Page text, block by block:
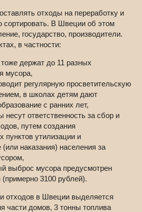
отходы на переработку и
сортировать. В Швеции об этом
государство, производители.
в частности:
держат до 11 разных
мусора,
регулярную просветительскую
в школах детям дают
с ранних лет,
несут ответственность за сбор и
путем создания
пунктов утилизации и
(или наказания) населения за
выброс мусора предусмотрен
3100 рублей).
отходов в Швеции выделяется
части домов, 3 тонны топлива